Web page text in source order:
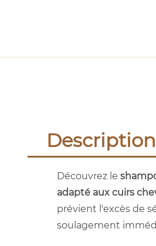
Description
Découvrez le
adapté aux cuirs
prévient l'excès de
soulagement